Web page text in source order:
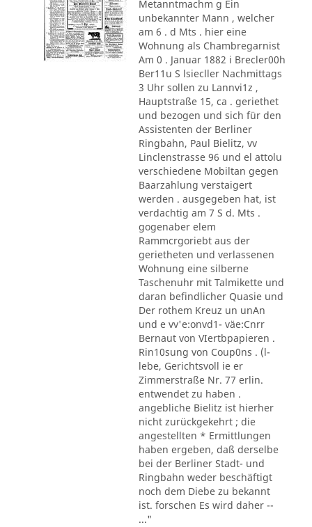
Metanntmachm g Ein
unbekannter Mann , welcher
am 6 . d Mts . hier eine
Wohnung als Chambregarnist
Am 0 . Januar 1882 i Brecler00h
Ber11u S lsiecller Nachmittags
3 Uhr sollen zu Lannvi1z ,
Hauptstraße 15, ca . geriethet
und bezogen und sich für den
Assistenten der Berliner
Ringbahn, Paul Bielitz, vv
Linclenstrasse 96 und el attolu
verschiedene Mobiltan gegen
Baarzahlung verstaigert
werden . ausgegeben hat, ist
verdachtig am 7 S d. Mts .
gogenaber elem
Rammcrgoriebt aus der
gerietheten und verlassenen
Wohnung eine silberne
Taschenuhr mit Talmikette und
daran befindlicher Quasie und
Der rothem Kreuz un unAn
und e vv'e:onvd1- väe:Cnrr
Bernaut von VIertbpapieren .
Rin10sung von Coup0ns . (l-
lebe, Gerichtsvoll ie er
Zimmerstraße Nr. 77 erlin.
entwendet zu haben .
angebliche Bielitz ist hierher
nicht zurückgekehrt ; die
angestellten * Ermittlungen
haben ergeben, daß derselbe
bei der Berliner Stadt- und
Ringbahn weder beschäftigt
noch dem Diebe zu bekannt
ist. forschen Es wird daher --
..."